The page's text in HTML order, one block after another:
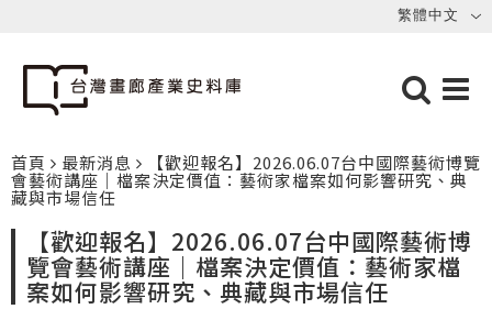
首頁 最新消息 【歡迎報名】2026.06.07台中國際藝術博覽
會藝術講座｜檔案決定價值：藝術家檔案如何影響研究、典
藏與市場信任
【歡迎報名】2026.06.07台中國際藝術博
覽會藝術講座｜檔案決定價值：藝術家檔
案如何影響研究、典藏與市場信任